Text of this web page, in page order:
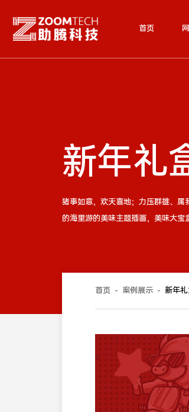
首页
新年礼
猪事如意，欢天喜地；力压群雄、
的海里游的美味主题插画，美味大宝
首页 - 案例展示 - 新年